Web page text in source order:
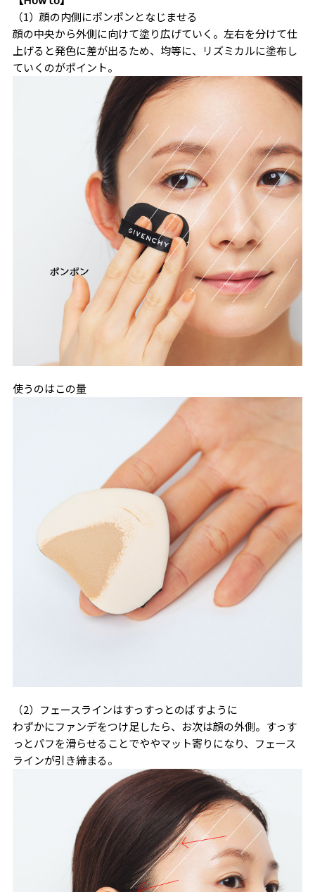
（1）顔の内側にポンポンとなじませる
顔の中央から外側に向けて塗り広げていく。左右を分けて仕
上げると発色に差が出るため、均等に、リズミカルに塗布し
ていくのがポイント。
使うのはこの量
（2）フェースラインはすっすっとのばすように
わずかにファンデをつけ足したら、お次は顔の外側。すっす
っとパフを滑らせることでややマット寄りになり、フェース
ラインが引き締まる。